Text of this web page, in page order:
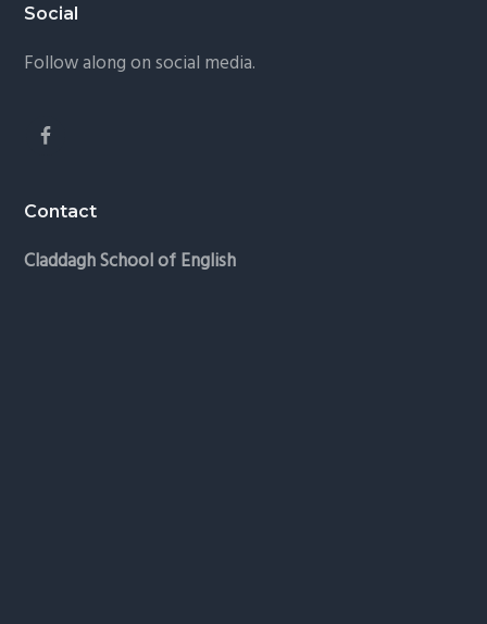
Footer
Social
Follow along on social media.
Contact
Claddagh School of English